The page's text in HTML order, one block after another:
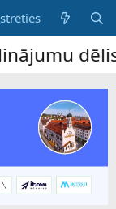
dēlis –